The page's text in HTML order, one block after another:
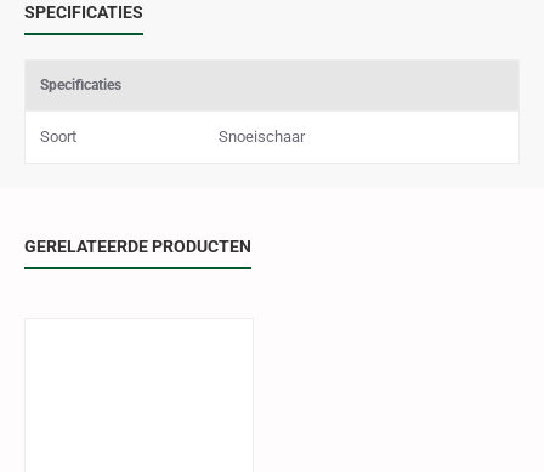
SPECIFICATIES
Specificaties
Soort Snoeischaar
GERELATEERDE PRODUCTEN